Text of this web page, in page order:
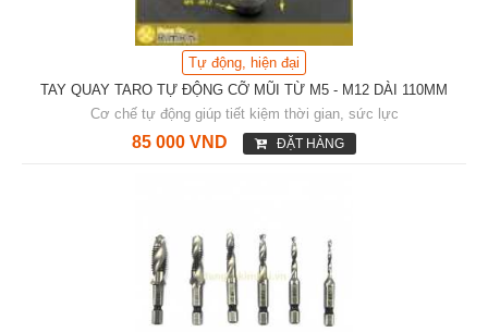
Tự động, hiện đại
TAY QUAY TARO TỰ ĐỘNG CỠ MŨI TỪ M5 - M12 DÀI 110MM
Cơ chế tự động giúp tiết kiệm thời gian, sức lực
85 000 VND ĐẶT HÀNG